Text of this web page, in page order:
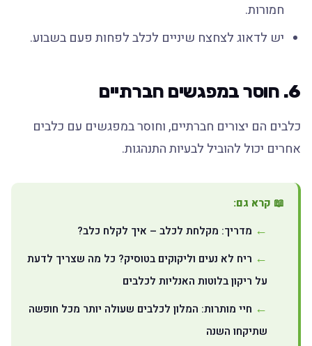
חמורות.
יש לדאוג לצחצח שיניים לכלב לפחות פעם בשבוע.
6. חוסר במפגשים חברתיים
כלבים הם יצורים חברתיים, וחוסר במפגשים עם כלבים
אחרים יכול להוביל לבעיות התנהגות.
📖 קרא גם:
מדריך: מקלחת לכלב – איך לקלח כלב?
ריח לא נעים וליקוקים בטוסיק? כל מה שצריך לדעת
על ריקון בלוטות האנליות לכלבים
חיי מותרות: המלון לכלבים שעולה יותר מכל חופשה
שתיקחו השנה